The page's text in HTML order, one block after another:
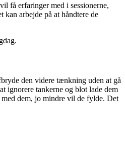
få erfaringer med i sessionerne,
arbejde på at håndtere de
den videre tænkning uden at gå
ignorere tankerne og blot lade dem
dem, jo mindre vil de fylde. Det